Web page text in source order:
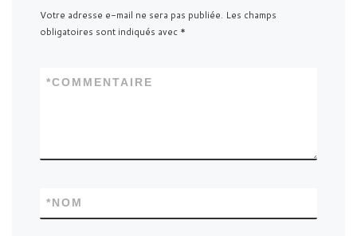
Votre adresse e-mail ne sera pas publiée. Les champs
obligatoires sont indiqués avec *
COMMENTAIRE
*
NOM
*